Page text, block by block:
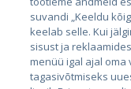
Leedu
suvandi „Keeldu
keelab selle. Kui
sisust ja
menüü igal ajal
tagasivõtmiseks